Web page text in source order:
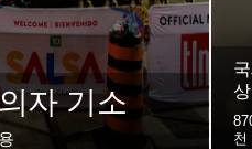
자 기소
천